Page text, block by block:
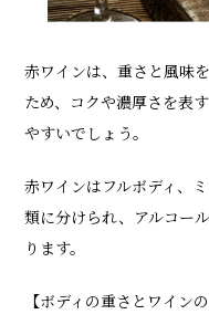
赤ワインは、重さと風味
ため、コクや濃厚さを表
やすいでしょう。
赤ワインはフルボディ、
類に分けられ、アルコー
ります。
【ボディの重さとワイン